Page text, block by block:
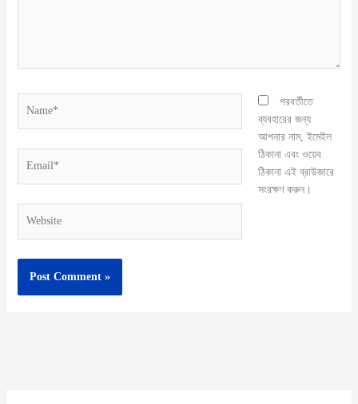
পরবর্তীতে
ব্যবহারের জন্য
আপনার নাম, ইমেইল
ঠিকানা এবং ওয়েব
ঠিকানা এই ব্রাউজারে
সংরক্ষণ করুন।